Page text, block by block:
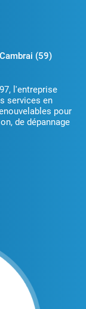
(59)
l'entreprise
services en
pour
de dépannage